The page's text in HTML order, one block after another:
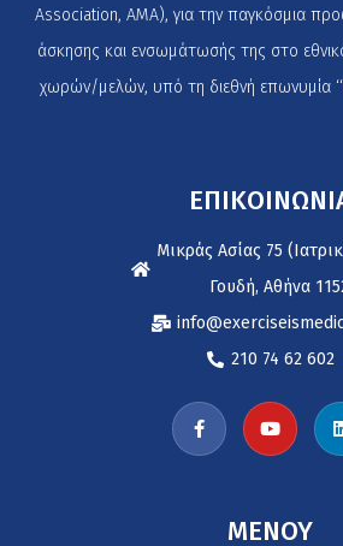
Association, AMA), για την παγκόσμια
άσκησης και ενσωμάτωσής της στο
χωρών/μελών, υπό τη διεθνή επωνυμία
Μικράς Ασίας 75
Γουδή, Αθήνα
210 74 62 602
MENOY